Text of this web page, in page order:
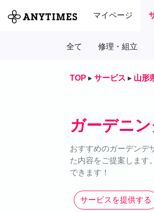
マイページ
全て 修理・組立
TOP ▸ サービス ▸ 山形
ガーデニ
おすすめのガーデンデ
た内容をご提案します
できます！
サービスを提供する